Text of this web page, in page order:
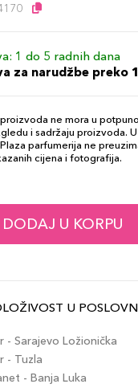
1 do 5 radnih dana
za narudžbe preko
ne mora u
i sadržaju proizvoda.
parfumerija ne
cijena i fotografija.
DODAJ U KORPU
U
- Sarajevo Ložionička
- Tuzla
- Banja Luka